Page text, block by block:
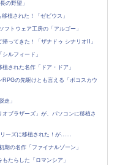
の野望」
植された！「ゼビウス」
トウェア工房の「アルゴー」
ってきた！「ザナドゥ シナリオII」
ルフィード」
された名作「ドア・ドア」
の先駆けとも言える「ボコスカウ
走」
オブラザーズ」が、パソコンに移植さ
ーズに移植された！が……
の名作「ファイナルゾーン」
たらした「ロマンシア」